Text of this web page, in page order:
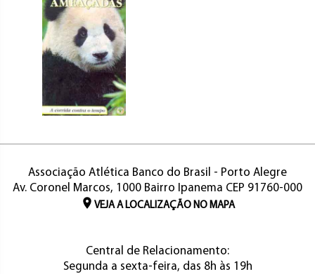
Associação Atlética Banco do Brasil - Porto Alegre
Av. Coronel Marcos, 1000 Bairro Ipanema CEP 91760-000
VEJA A LOCALIZAÇÃO NO MAPA
Central de Relacionamento:
Segunda a sexta-feira, das 8h às 19h